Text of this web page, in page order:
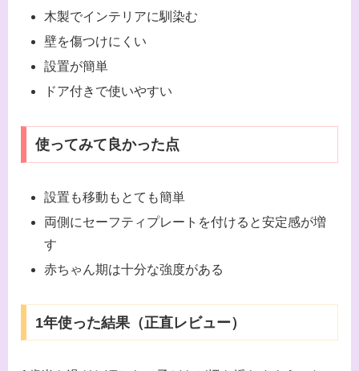
木製でインテリアに馴染む
壁を傷つけにくい
設置が簡単
ドア付きで使いやすい
使ってみて良かった点
設置も移動もとても簡単
両側にセーフティプレートを付けると安定感が増
す
赤ちゃん期は十分な強度がある
1年使った結果（正直レビュー）